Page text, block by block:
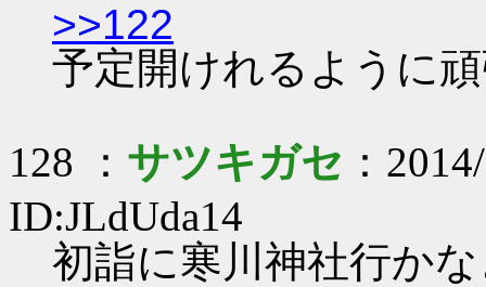
>>122
予定開けれるように
128 ： サツキガセ ：
ID:JLdUda14
初詣に寒川神社行か